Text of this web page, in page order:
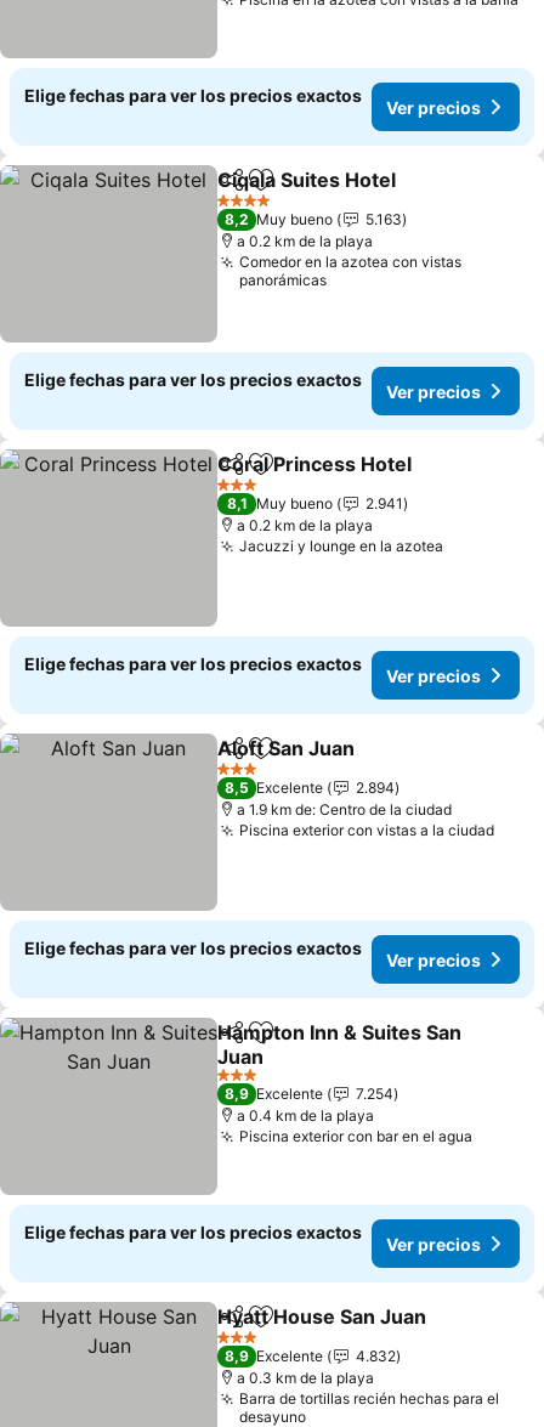
Elige fechas para ver los precios exactos
Ver precios
CompartirAgregar a favoritos
Ciqala Suites Hotel
4 Estrellas
8,2 Muy bueno
5.163
a 0.2 km de la playa
Comedor en la azotea con vistas
panorámicas
Elige fechas para ver los precios exactos
Ver precios
CompartirAgregar a favoritos
Coral Princess Hotel
3 Estrellas
8,1 Muy bueno
2.941
a 0.2 km de la playa
Jacuzzi y lounge en la azotea
Elige fechas para ver los precios exactos
Ver precios
CompartirAgregar a favoritos
Aloft San Juan
3 Estrellas
8,5 Excelente
2.894
a 1.9 km de: Centro de la ciudad
Piscina exterior con vistas a la ciudad
Elige fechas para ver los precios exactos
Ver precios
CompartirAgregar a favoritos
Hampton Inn & Suites San
Juan
3 Estrellas
8,9 Excelente
7.254
a 0.4 km de la playa
Piscina exterior con bar en el agua
Elige fechas para ver los precios exactos
Ver precios
CompartirAgregar a favoritos
Hyatt House San Juan
3 Estrellas
8,9 Excelente
4.832
a 0.3 km de la playa
Barra de tortillas recién hechas para el
desayuno